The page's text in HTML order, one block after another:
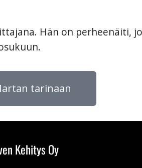
Hän on perheenäiti,
tarinaan
Kehitys Oy